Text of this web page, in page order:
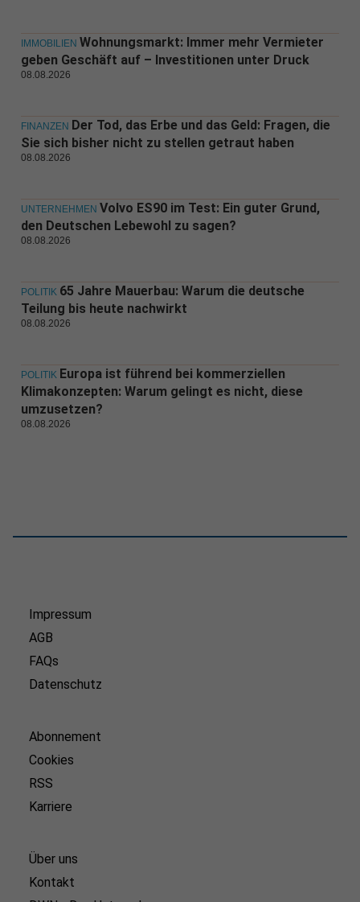
IMMOBILIEN Wohnungsmarkt: Immer mehr Vermieter
geben Geschäft auf – Investitionen unter Druck
08.08.2026
FINANZEN Der Tod, das Erbe und das Geld: Fragen, die
Sie sich bisher nicht zu stellen getraut haben
08.08.2026
UNTERNEHMEN Volvo ES90 im Test: Ein guter Grund,
den Deutschen Lebewohl zu sagen?
08.08.2026
POLITIK 65 Jahre Mauerbau: Warum die deutsche
Teilung bis heute nachwirkt
08.08.2026
POLITIK Europa ist führend bei kommerziellen
Klimakonzepten: Warum gelingt es nicht, diese
umzusetzen?
08.08.2026
Impressum
AGB
FAQs
Datenschutz
Abonnement
Cookies
RSS
Karriere
Über uns
Kontakt